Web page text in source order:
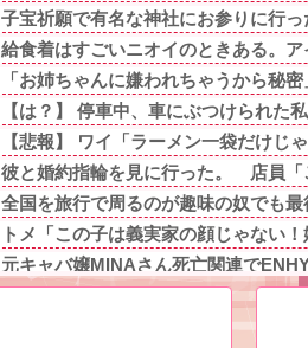
子宝祈願で有名な神社にお参りに行
給食着はすごいニオイのときある。
「お姉ちゃんに嫌われちゃうから秘
【は？】 停車中、車にぶつけられた
【悲報】 ワイ「ラーメン一袋だけ
彼と婚約指輪を見に行った。 店員「
全国を旅行で周るのが趣味の奴でも
トメ「この子は義実家の顔じゃない
元キャバ嬢MINAさん死亡関連で
冷蔵庫へ入れた富山土産の鱒寿司『
【画像】ディズニーのおいなり巻（